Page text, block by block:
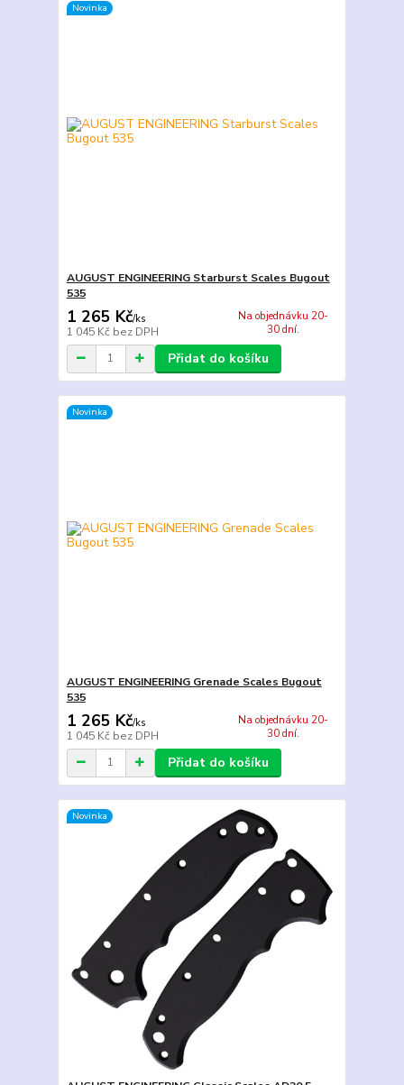
Novinka
AUGUST ENGINEERING Starburst Scales Bugout
535
1 265 Kč/ks
1 045 Kč bez DPH
Na objednávku 20-
30 dní.
Přidat do košíku
Novinka
AUGUST ENGINEERING Grenade Scales Bugout
535
1 265 Kč/ks
1 045 Kč bez DPH
Na objednávku 20-
30 dní.
Přidat do košíku
Novinka